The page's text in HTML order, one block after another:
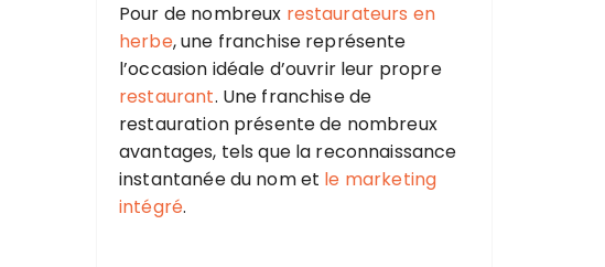
Pour de nombreux restaurateurs en
herbe, une franchise représente
l’occasion idéale d’ouvrir leur propre
restaurant. Une franchise de
restauration présente de nombreux
avantages, tels que la reconnaissance
instantanée du nom et le marketing
intégré.